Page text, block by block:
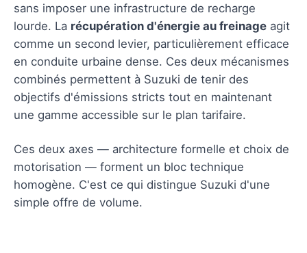
sans imposer une infrastructure de recharge
lourde. La récupération d'énergie au freinage agit
comme un second levier, particulièrement efficace
en conduite urbaine dense. Ces deux mécanismes
combinés permettent à Suzuki de tenir des
objectifs d'émissions stricts tout en maintenant
une gamme accessible sur le plan tarifaire.
Ces deux axes — architecture formelle et choix de
motorisation — forment un bloc technique
homogène. C'est ce qui distingue Suzuki d'une
simple offre de volume.